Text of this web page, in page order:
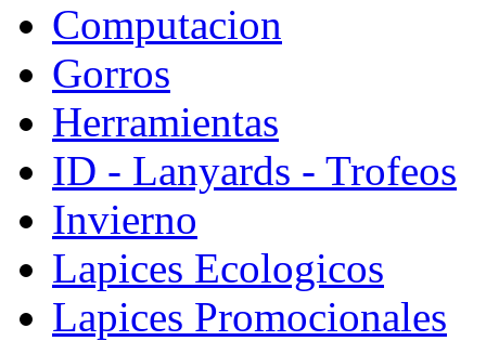
Computacion
Gorros
Herramientas
ID - Lanyards - Trofeos
Invierno
Lapices Ecologicos
Lapices Promocionales